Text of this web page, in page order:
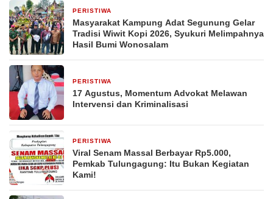
PERISTIWA
Masyarakat Kampung Adat Segunung Gelar
Tradisi Wiwit Kopi 2026, Syukuri Melimpahnya
Hasil Bumi Wonosalam
PERISTIWA
17 Agustus, Momentum Advokat Melawan
Intervensi dan Kriminalisasi
PERISTIWA
Viral Senam Massal Berbayar Rp5.000,
Pemkab Tulungagung: Itu Bukan Kegiatan
Kami!